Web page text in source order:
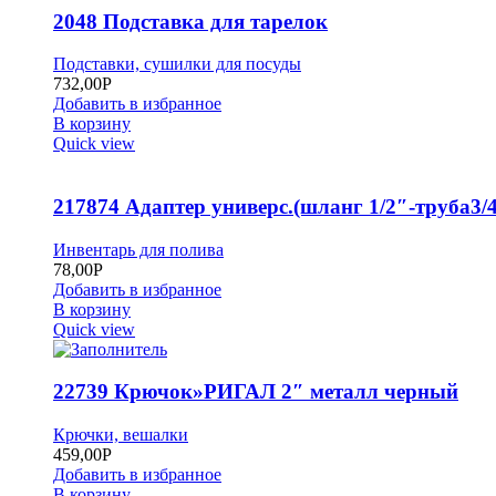
2048 Подставка для тарелок
Подставки, сушилки для посуды
732,00Р
Добавить в избранное
В корзину
Quick view
217874 Адаптер универс.(шланг 1/2″-труба3/
Инвентарь для полива
78,00Р
Добавить в избранное
В корзину
Quick view
22739 Крючок»РИГАЛ 2″ металл черный
Крючки, вешалки
459,00Р
Добавить в избранное